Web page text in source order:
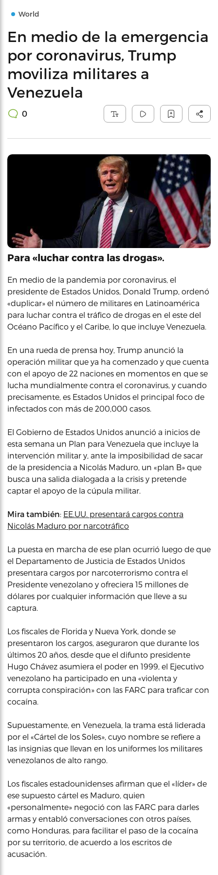
World
En medio de la emergencia
por coronavirus, Trump
moviliza militares a
Venezuela
0
Para «luchar contra las drogas».
En medio de la pandemia por coronavirus, el
presidente de Estados Unidos, Donald Trump, ordenó
«duplicar» el número de militares en Latinoamérica
para luchar contra el tráfico de drogas en el este del
Océano Pacífico y el Caribe, lo que incluye Venezuela.
En una rueda de prensa hoy, Trump anunció la
operación militar que ya ha comenzado y que cuenta
con el apoyo de 22 naciones en momentos en que se
lucha mundialmente contra el coronavirus, y cuando
precisamente, es Estados Unidos el principal foco de
infectados con más de 200,000 casos.
El Gobierno de Estados Unidos anunció a inicios de
esta semana un Plan para Venezuela que incluye la
intervención militar y, ante la imposibilidad de sacar
de la presidencia a Nicolás Maduro, un «plan B» que
busca una salida dialogada a la crisis y pretende
captar el apoyo de la cúpula militar.
Mira también: EE.UU. presentará cargos contra
Nicolás Maduro por narcotráfico
La puesta en marcha de ese plan ocurrió luego de que
el Departamento de Justicia de Estados Unidos
presentara cargos por narcoterrorismo contra el
Presidente venezolano y ofreciera 15 millones de
dólares por cualquier información que lleve a su
captura.
Los fiscales de Florida y Nueva York, donde se
presentaron los cargos, aseguraron que durante los
últimos 20 años, desde que el difunto presidente
Hugo Chávez asumiera el poder en 1999, el Ejecutivo
venezolano ha participado en una «violenta y
corrupta conspiración» con las FARC para traficar con
cocaína.
Supuestamente, en Venezuela, la trama está liderada
por el «Cártel de los Soles», cuyo nombre se refiere a
las insignias que llevan en los uniformes los militares
venezolanos de alto rango.
Los fiscales estadounidenses afirman que el «líder» de
ese supuesto cártel es Maduro, quien
«personalmente» negoció con las FARC para darles
armas y entabló conversaciones con otros países,
como Honduras, para facilitar el paso de la cocaína
por su territorio, de acuerdo a los escritos de
acusación.